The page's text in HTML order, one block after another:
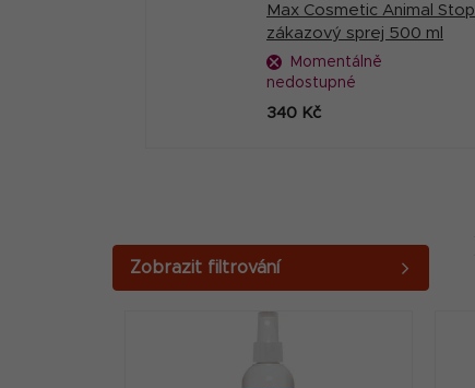
Max Cosmetic Animal Stop
zákazový sprej 500 ml
Momentálně
nedostupné
340 Kč
o